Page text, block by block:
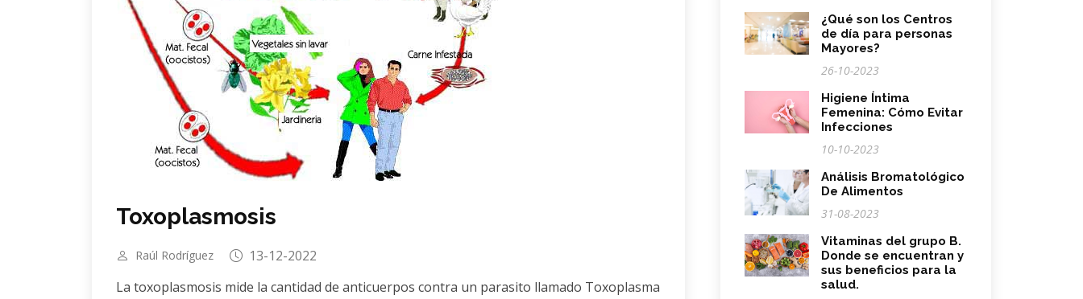
Toxoplasmosis
Raúl Rodríguez
13-12-2022
La toxoplasmosis mide la cantidad de anticuerpos contra un parasito llamado Toxoplasma
¿Qué son los Centros
de día para personas
Mayores?
26-10-2023
Higiene Íntima
Femenina: Cómo Evitar
Infecciones
10-10-2023
Análisis Bromatológico
De Alimentos
31-08-2023
Vitaminas del grupo B.
Donde se encuentran y
sus beneficios para la
salud.